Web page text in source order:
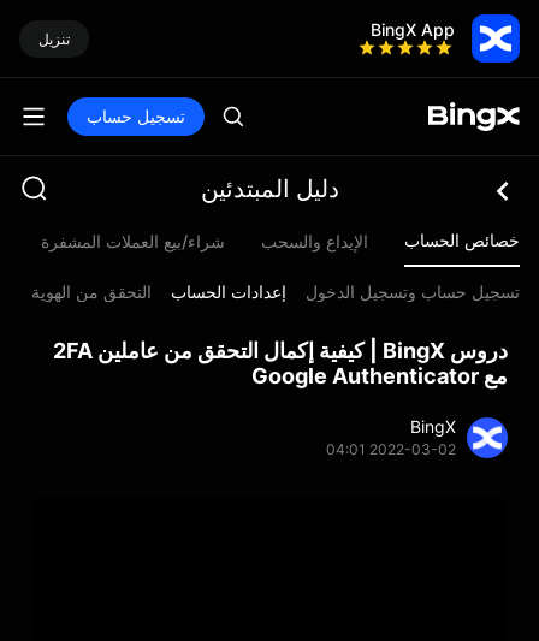
BingX App تنزيل
تسجيل حساب
دليل المبتدئين
خصائص الحساب الإيداع والسحب شراء/بيع العملات المشفرة
تسجيل حساب وتسجيل الدخول إعدادات الحساب التحقق من الهوية
دروس BingX | كيفية إكمال التحقق من عاملين 2FA
مع Google Authenticator
BingX
2022-03-02 04:01